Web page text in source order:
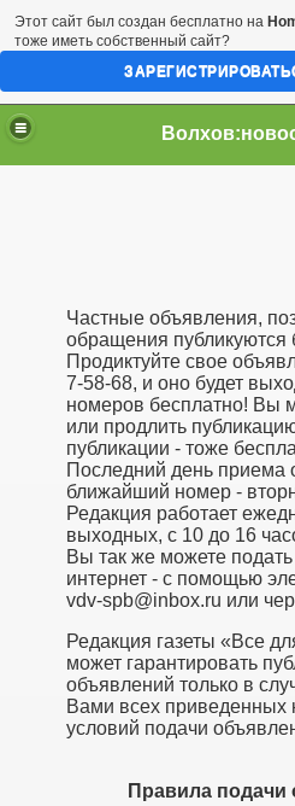
Частные объявления,
обращения публикуются
Продиктуйте свое
7-58-68, и оно будет
номеров бесплатно! Вы
или продлить
публикации - тоже
Последний день приема
ближайший номер -
Редакция работает
выходных, с 10 до 16
Вы так же можете
интернет - с помощью
vdv-spb@inbox.ru или
Редакция газеты «Все
может гарантировать
объявлений только в
Вами всех приведенных
условий подачи
Правила подачи
Этот сайт был создан бесплатно на
тоже иметь собственный сайт?